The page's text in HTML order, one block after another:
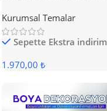
Kurumsal Temalar
Sepette Ekstra indirim
1.970,00 ₺